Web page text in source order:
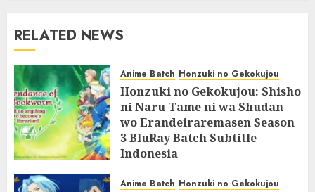
RELATED NEWS
Anime Batch Honzuki no Gekokujou
Honzuki no Gekokujou: Shisho
ni Naru Tame ni wa Shudan
wo Erandeiraremasen Season
3 BluRay Batch Subtitle
Indonesia
Anime Batch Honzuki no Gekokujou